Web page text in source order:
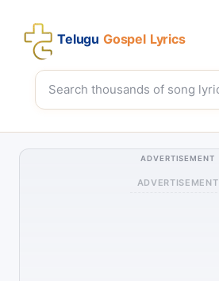
Telugu Gospel Lyrics
ADVERTISEMENT
ADVERTISEMENT